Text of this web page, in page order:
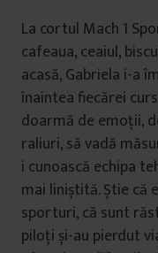
La cortul Mach 1
cafeaua, ceaiul,
acasă, Gabriela i-a
înaintea fiecărei
doarmă de emoții,
raliuri, să vadă
i cunoască echipa
mai liniștită. Știe că
sporturi, că sunt
piloți și-au pierdut